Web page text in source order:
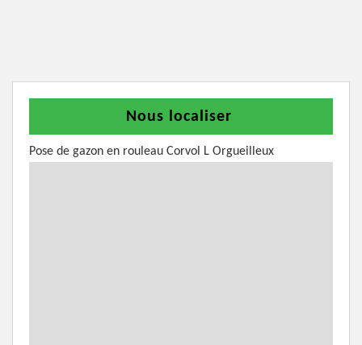
Nous localiser
Pose de gazon en rouleau Corvol L Orgueilleux